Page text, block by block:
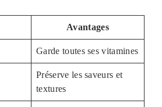
Avantages
Garde toutes ses vitamines
Préserve les saveurs et
textures